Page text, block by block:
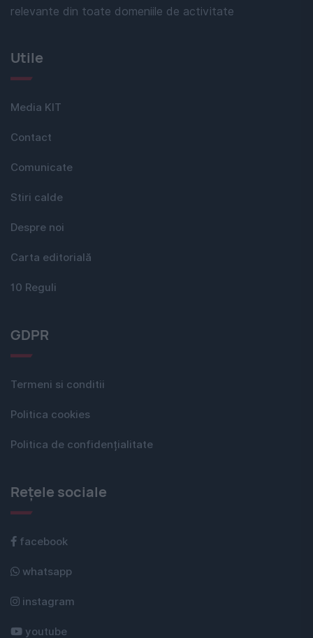
relevante din toate domeniile de activitate
Utile
Media KIT
Contact
Comunicate
Stiri calde
Despre noi
Carta editorială
10 Reguli
GDPR
Termeni si conditii
Politica cookies
Politica de confidențialitate
Rețele sociale
facebook
whatsapp
instagram
youtube